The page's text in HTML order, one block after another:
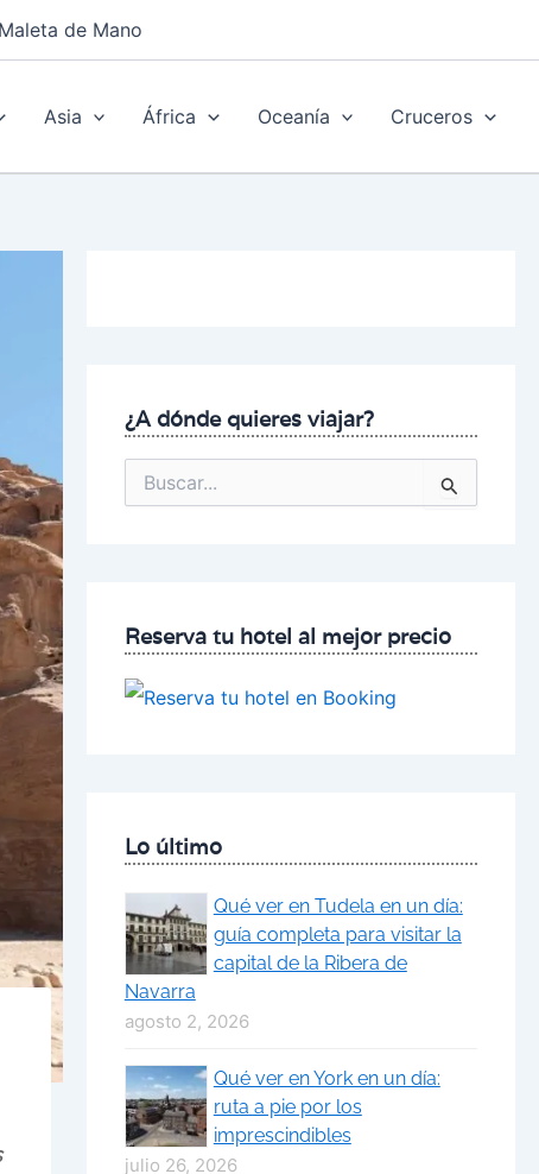
de Mano
Asia África Oceanía Cruceros
¿A dónde quieres viajar?
o
r
:
Reserva tu hotel al mejor precio
Lo último
Qué ver en Tudela en un día:
guía completa para visitar la
capital de la Ribera de
Navarra
agosto 2, 2026
Qué ver en York en un día:
ruta a pie por los
imprescindibles
julio 26, 2026